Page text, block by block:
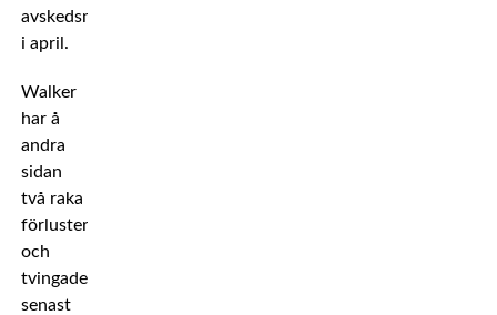
avskedsmatch
i april.
Walker
har å
andra
sidan
två raka
förluster
och
tvingades
senast